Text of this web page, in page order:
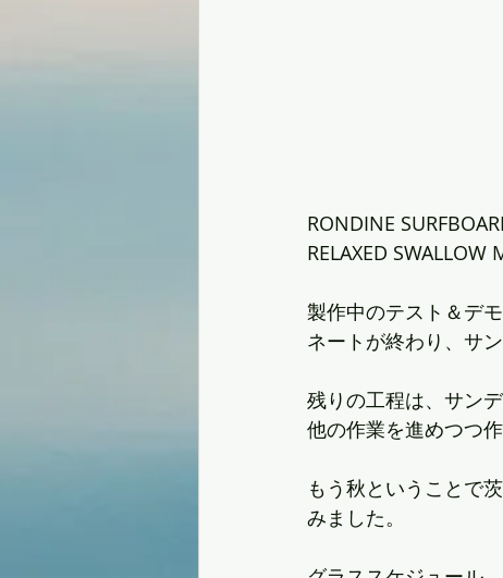
RONDINE
RELAXED SWALLOW
製作中のテスト＆デ
ネートが終わり、サ
残りの工程は、サン
他の作業を進めつつ
もう秋ということで
みました。